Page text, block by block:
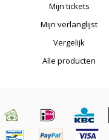
Mijn tickets
Mijn verlanglijst
Vergelijk
Alle producten